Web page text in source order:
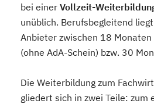
bei einer Vollzeit-
unüblich. Berufsbegleitend
Anbieter zwischen 18
(ohne AdA-Schein) bzw. 30
Die Weiterbildung zum
gliedert sich in zwei Teile: zum